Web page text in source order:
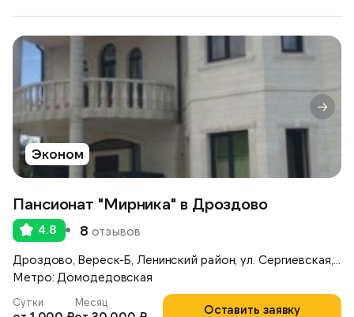
Эконом
Пансионат "Мирника" в Дроздово
4.8 8 отзывов
Метро: Домодедовская
Оставить заявку
Сутки Месяц